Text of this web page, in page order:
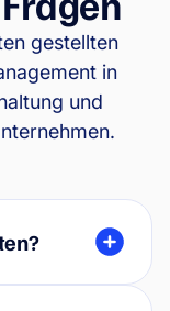
gestellten
in
und